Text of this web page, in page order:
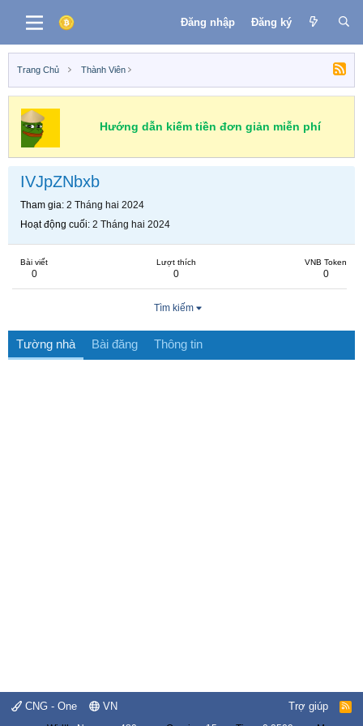
Đăng nhập Đăng ký
Trang Chủ Thành Viên
Hướng dẫn kiếm tiền đơn giản miễn phí
IVJpZNbxb
Tham gia 2 Tháng hai 2024
Hoạt động cuối 2 Tháng hai 2024
Bài viết
0
Lượt thích
0
VNB Token
0
Tìm kiếm
Tường nhà Bài đăng Thông tin
CNG - One VN Trợ giúp
R